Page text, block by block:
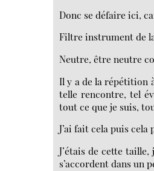
Donc se défaire ici,
Filtre instrument de
Neutre, être neutre
Il y a de la répétition
telle rencontre, tel
tout ce que je suis,
J’ai fait cela puis cela
J’étais de cette
s’accordent dans un